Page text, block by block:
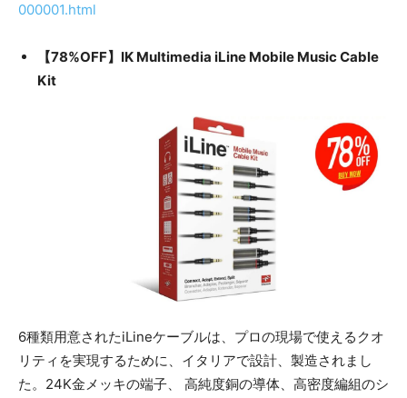
000001.html
【78%OFF】IK Multimedia iLine Mobile Music Cable
Kit
6種類用意されたiLineケーブルは、プロの現場で使えるクオ
リティを実現するために、イタリアで設計、製造されまし
た。24K金メッキの端子、 高純度銅の導体、高密度編組のシ